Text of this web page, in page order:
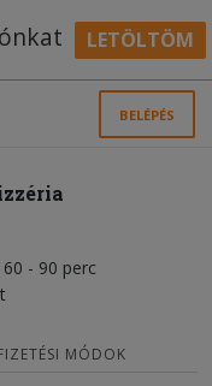
LETÖLTÖM
BELÉPÉS
60 - 90 perc
MÓDOK